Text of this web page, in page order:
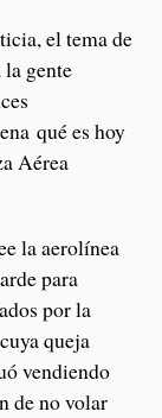
el tema de
gente
qué es hoy
Aérea
la aerolínea
para
por la
queja
vendiendo
de no volar